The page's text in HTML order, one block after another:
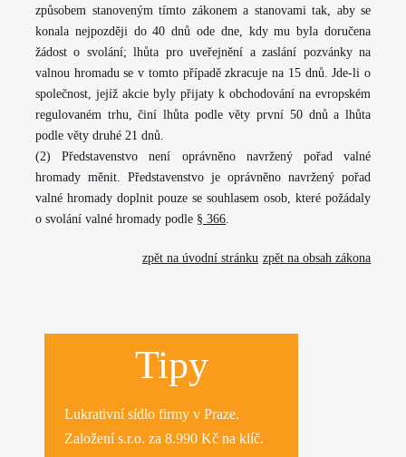
způsobem stanoveným tímto zákonem a stanovami tak, aby se
konala nejpozději do 40 dnů ode dne, kdy mu byla doručena
žádost o svolání; lhůta pro uveřejnění a zaslání pozvánky na
valnou hromadu se v tomto případě zkracuje na 15 dnů. Jde-li o
společnost, jejíž akcie byly přijaty k obchodování na evropském
regulovaném trhu, činí lhůta podle věty první 50 dnů a lhůta
podle věty druhé 21 dnů.
(2) Představenstvo není oprávněno navržený pořad valné
hromady měnit. Představenstvo je oprávněno navržený pořad
valné hromady doplnit pouze se souhlasem osob, které požádaly
o svolání valné hromady podle § 366.
zpět na obsah zákona
zpět na úvodní stránku
Tipy
Lukrativnísídlo firmy v Praze.
Založení s.r.o. za 8.990 Kč na klíč.